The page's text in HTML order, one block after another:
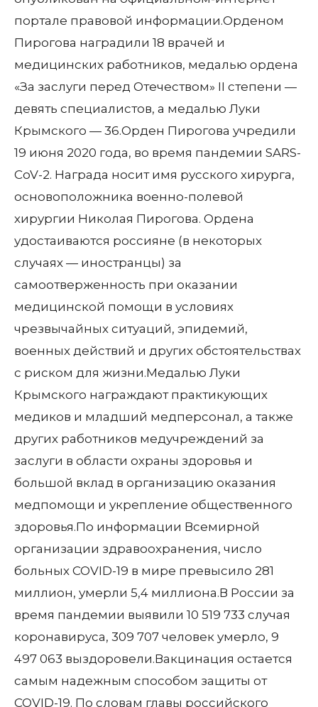
портале правовой информации.Орденом
Пирогова наградили 18 врачей и
медицинских работников, медалью ордена
«За заслуги перед Отечеством» II степени —
девять специалистов, а медалью Луки
Крымского — 36.Орден Пирогова учредили
19 июня 2020 года, во время пандемии SARS-
CoV-2. Награда носит имя русского хирурга,
основоположника военно-полевой
хирургии Николая Пирогова. Ордена
удостаиваются россияне (в некоторых
случаях — иностранцы) за
самоотверженность при оказании
медицинской помощи в условиях
чрезвычайных ситуаций, эпидемий,
военных действий и других обстоятельствах
с риском для жизни.Медалью Луки
Крымского награждают практикующих
медиков и младший медперсонал, а также
других работников медучреждений за
заслуги в области охраны здоровья и
большой вклад в организацию оказания
медпомощи и укрепление общественного
здоровья.По информации Всемирной
организации здравоохранения, число
больных COVID-19 в мире превысило 281
миллион, умерли 5,4 миллиона.В России за
время пандемии выявили 10 519 733 случая
коронавируса, 309 707 человек умерло, 9
497 063 выздоровели.Вакцинация остается
самым надежным способом защиты от
COVID-19. По словам главы российского